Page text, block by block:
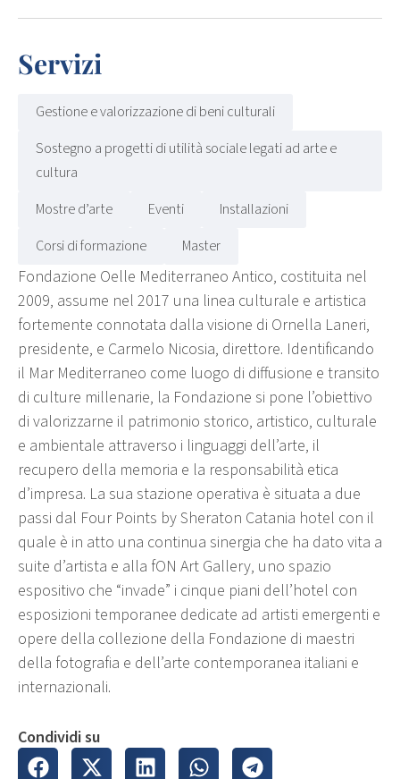
Servizi
Gestione e valorizzazione di beni culturali
Sostegno a progetti di utilità sociale legati ad arte e
cultura
Mostre d’arte
Eventi
Installazioni
Corsi di formazione
Master
Fondazione Oelle Mediterraneo Antico, costituita nel
2009, assume nel 2017 una linea culturale e artistica
fortemente connotata dalla visione di Ornella Laneri,
presidente, e Carmelo Nicosia, direttore. Identificando
il Mar Mediterraneo come luogo di diffusione e transito
di culture millenarie, la Fondazione si pone l’obiettivo
di valorizzarne il patrimonio storico, artistico, culturale
e ambientale attraverso i linguaggi dell’arte, il
recupero della memoria e la responsabilità etica
d’impresa. La sua stazione operativa è situata a due
passi dal Four Points by Sheraton Catania hotel con il
quale è in atto una continua sinergia che ha dato vita a
suite d’artista e alla fON Art Gallery, uno spazio
espositivo che “invade” i cinque piani dell’hotel con
esposizioni temporanee dedicate ad artisti emergenti e
opere della collezione della Fondazione di maestri
della fotografia e dell’arte contemporanea italiani e
internazionali.
Condividi su